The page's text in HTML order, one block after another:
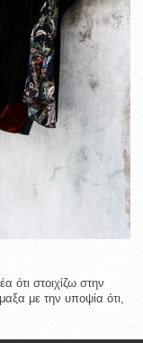
ότι στοιχίζω στην
με την υποψία ότι,